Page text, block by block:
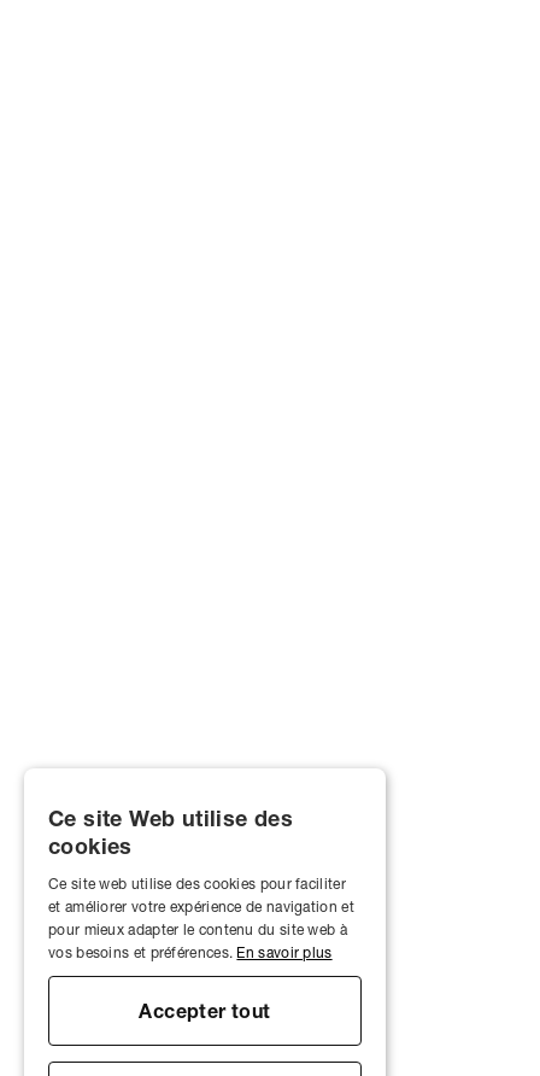
Ce site Web utilise des
cookies
Ce site web utilise des cookies pour faciliter
et améliorer votre expérience de navigation et
pour mieux adapter le contenu du site web à
vos besoins et préférences. En savoir plus
Accepter tout